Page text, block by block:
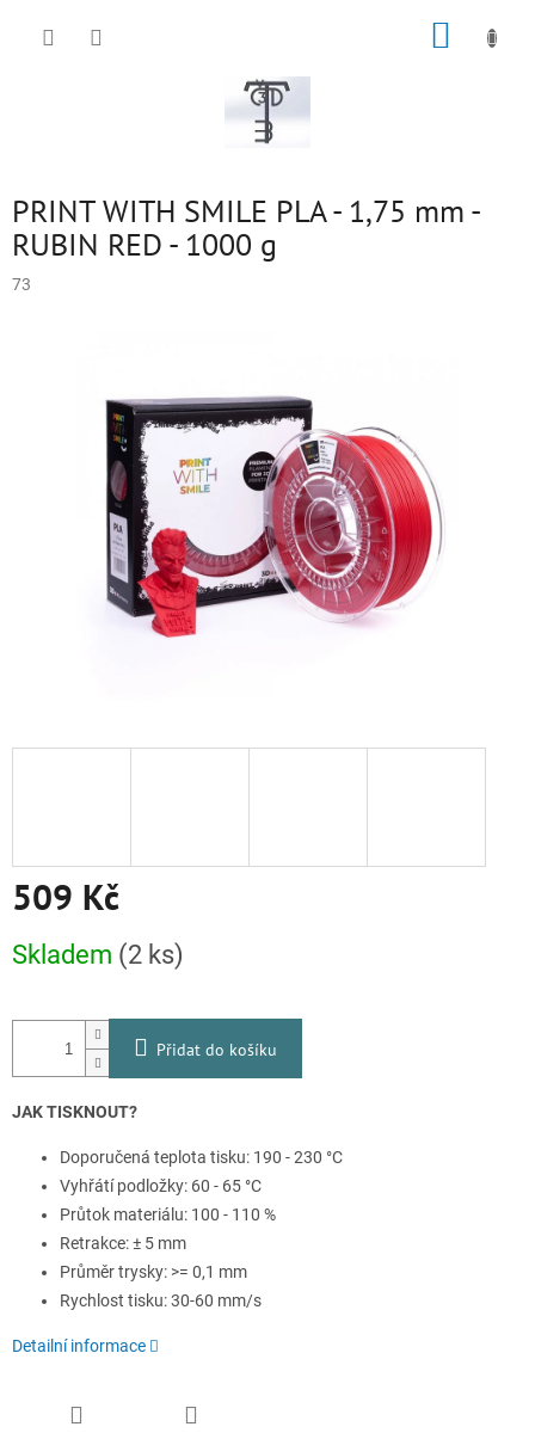
PRINT WITH SMILE PLA - 1,75 mm -
RUBIN RED - 1000 g
73
509 Kč
cena:
Skladem (2 ks)
Přidat do košíku
JAK TISKNOUT?
Doporučená teplota tisku: 190 - 230 °C
Vyhřátí podložky: 60 - 65 °C
Průtok materiálu: 100 - 110 %
Retrakce: ± 5 mm
Průměr trysky: >= 0,1 mm
Rychlost tisku: 30-60 mm/s
Detailní informace